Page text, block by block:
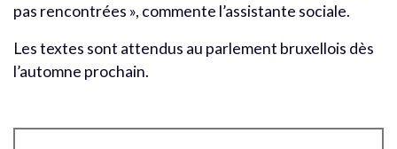
pas rencontrées », commente l’assistante sociale.
Les textes sont attendus au parlement bruxellois dès
l’automne prochain.